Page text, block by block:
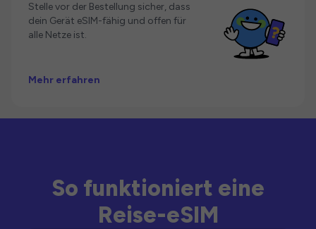
Stelle vor der Bestellung sicher, dass
dein Gerät eSIM-fähig und offen für
alle Netze ist.
Mehr erfahren
So funktioniert eine
Reise-eSIM